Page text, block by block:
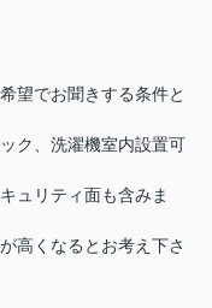
望でお聞きする条件と
ク、洗濯機室内設置可
ュリティ面も含みま
高くなるとお考え下さ